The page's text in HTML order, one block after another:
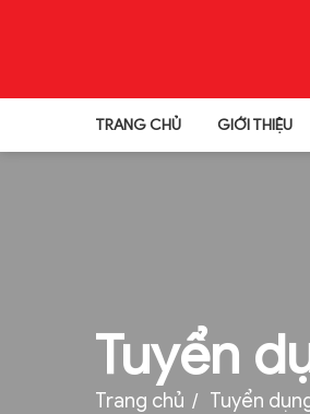
TUYỂN DỤNG
TRANG CHỦ GIỚI THIỆU
Trang chủ Tuyển
Tuyển